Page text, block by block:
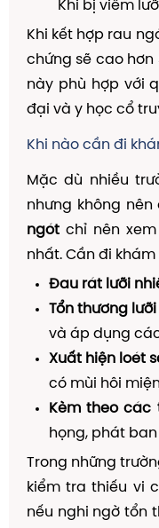
Khi bị viêm
Khi kết hợp rau
chứng sẽ cao
này phù hợp với
đại và y học cổ
Khi nào cần đi
Mặc dù nhiều
nhưng không nên
ngót chỉ nên
nhất. Cần đi
Đau rát lưỡi
Tổn thương
và áp dụng
Xuất hiện loét
có mùi hôi
Kèm theo các
họng, phát
Trong những
kiểm tra thiếu vi
nếu nghi ngờ tổn